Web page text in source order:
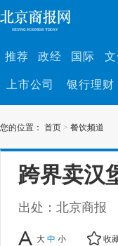
推荐 政经 国际
上市公司 银行理财
您的位置： 首页 > 餐饮频道
跨界卖汉
出处：北京商报
大 中 小 收